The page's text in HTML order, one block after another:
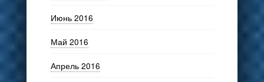
Июнь 2016
Май 2016
Апрель 2016